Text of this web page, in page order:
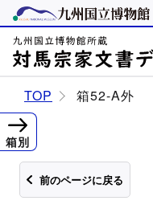
TOP 箱52-A外
前のページに戻る
箱別